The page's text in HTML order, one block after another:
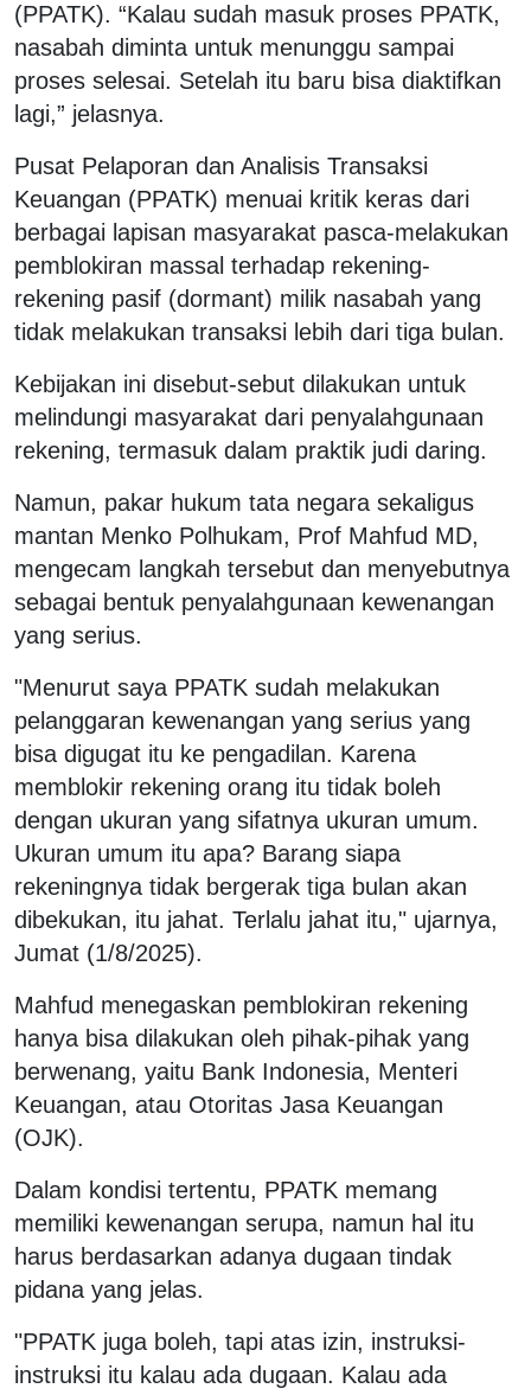
(PPATK). “Kalau sudah masuk proses PPATK,
nasabah diminta untuk menunggu sampai
proses selesai. Setelah itu baru bisa diaktifkan
lagi,” jelasnya.
Pusat Pelaporan dan Analisis Transaksi
Keuangan (PPATK) menuai kritik keras dari
berbagai lapisan masyarakat pasca-melakukan
pemblokiran massal terhadap rekening-
rekening pasif (dormant) milik nasabah yang
tidak melakukan transaksi lebih dari tiga bulan.
Kebijakan ini disebut-sebut dilakukan untuk
melindungi masyarakat dari penyalahgunaan
rekening, termasuk dalam praktik judi daring.
Namun, pakar hukum tata negara sekaligus
mantan Menko Polhukam, Prof Mahfud MD,
mengecam langkah tersebut dan menyebutnya
sebagai bentuk penyalahgunaan kewenangan
yang serius.
"Menurut saya PPATK sudah melakukan
pelanggaran kewenangan yang serius yang
bisa digugat itu ke pengadilan. Karena
memblokir rekening orang itu tidak boleh
dengan ukuran yang sifatnya ukuran umum.
Ukuran umum itu apa? Barang siapa
rekeningnya tidak bergerak tiga bulan akan
dibekukan, itu jahat. Terlalu jahat itu," ujarnya,
Jumat (1/8/2025).
Mahfud menegaskan pemblokiran rekening
hanya bisa dilakukan oleh pihak-pihak yang
berwenang, yaitu Bank Indonesia, Menteri
Keuangan, atau Otoritas Jasa Keuangan
(OJK).
Dalam kondisi tertentu, PPATK memang
memiliki kewenangan serupa, namun hal itu
harus berdasarkan adanya dugaan tindak
pidana yang jelas.
"PPATK juga boleh, tapi atas izin, instruksi-
instruksi itu kalau ada dugaan. Kalau ada